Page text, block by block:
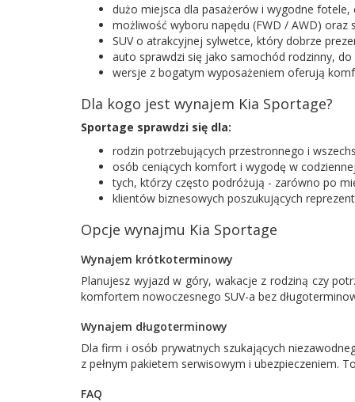
dużo miejsca dla pasażerów i wygodne
możliwość wyboru napędu (FWD / AWD) oraz
SUV o atrakcyjnej sylwetce, który dobrze
auto sprawdzi się jako samochód rodzinny,
wersje z bogatym wyposażeniem oferują
Dla kogo jest wynajem Kia Sportage?
Sportage sprawdzi się dla:
rodzin potrzebujących przestronnego i
osób ceniących komfort i wygodę w
tych, którzy często podróżują - zarówno po
klientów biznesowych poszukujących
Opcje wynajmu Kia Sportage
Wynajem krótkoterminowy
Planujesz wyjazd w góry, wakacje z rodziną czy
komfortem nowoczesnego SUV-a bez
Wynajem długoterminowy
Dla firm i osób prywatnych szukających
z pełnym pakietem serwisowym i ubezpieczeniem.
FAQ